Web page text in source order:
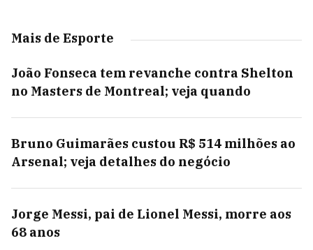
Mais de Esporte
João Fonseca tem revanche contra Shelton
no Masters de Montreal; veja quando
Bruno Guimarães custou R$ 514 milhões ao
Arsenal; veja detalhes do negócio
Jorge Messi, pai de Lionel Messi, morre aos
68 anos